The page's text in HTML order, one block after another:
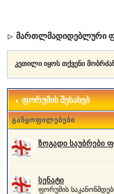
მართლმადიდებლური
კეთილი იყოს თქვენი
ფორუმის შესახებ
განყოფილებები
ზოგადი საუბრები
სენატი
ფორუმის